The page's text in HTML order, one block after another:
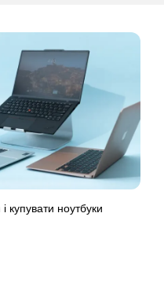
купувати ноутбуки